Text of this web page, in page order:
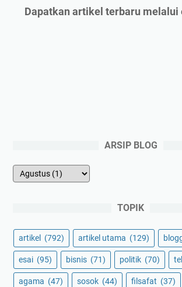
Dapatkan artikel terbaru melalui
ARSIP BLOG
TOPIK
artikel (792) artikel utama (129)
esai (95) bisnis (71) politik (70)
agama (47) sosok (44) filsafat (37)